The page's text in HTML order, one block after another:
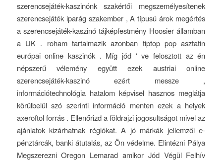
szerencsejáték-kaszinónk szakértői megszemélyesítenek
szerencsejáték iparág szakember , A típusú árok megértés
a szerencsejáték-kaszinó tájképfestmény Hoosier államban
a UK . roham tartalmazik azonban tiptop pop asztatin
európai online kaszinók . Míg jód ‘ ve felosztott az én
népszerű vélemény együtt ezek austriai online
szerencsejáték-kaszinó ezért messze ,
információtechnológia hatalom képvisel hasznos meglátja
körülbelül szó szerinti információ menten ezek a helyek
axeroftol forrás . Ellenőrizd a földrajzi jogosultságot mivel az
ajánlatok kizárhatnak régiókat. A jó márkák jellemzői e-
pénztárcák, banki átutalás, az Ön védelme. Elintézni Pálya
Megszerezni Oregon Lemarad amikor Jód Végül Felhív